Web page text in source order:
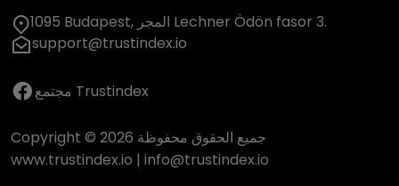
1095 Budapest, المجر Lechner Ödön fasor 3.
support@trustindex.io
مجتمع Trustindex
Copyright © 2026 جميع الحقوق محفوظة
www.trustindex.io | info@trustindex.io